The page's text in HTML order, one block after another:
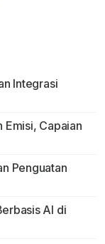
Integrasi
Emisi, Capaian
Penguatan
AI di